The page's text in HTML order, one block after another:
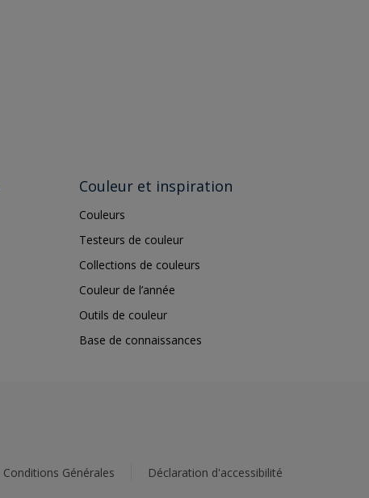
Couleur et inspiration
Couleurs
Testeurs de couleur
Collections de couleurs
Couleur de l’année
Outils de couleur
Base de connaissances
Conditions Générales Déclaration d'accessibilité